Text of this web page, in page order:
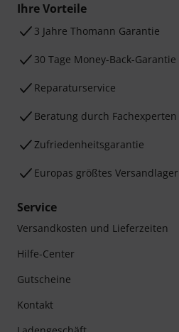
Ihre Vorteile
3 Jahre Thomann Garantie
30 Tage Money-Back-Garantie
Reparaturservice
Beratung durch Fachexperten
Zufriedenheitsgarantie
Europas größtes Versandlager
Service
Versandkosten und Lieferzeiten
Hilfe-Center
Gutscheine
Kontakt